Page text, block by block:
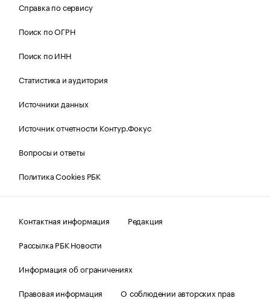
Справка по сервису
Поиск по ОГРН
Поиск по ИНН
Статистика и аудитория
Источники данных
Источник отчетности Контур.Фокус
Вопросы и ответы
Политика Cookies РБК
Контактная информация
Редакция
Рассылка РБК Новости
Информация об ограничениях
Правовая информация
О соблюдении авторских прав